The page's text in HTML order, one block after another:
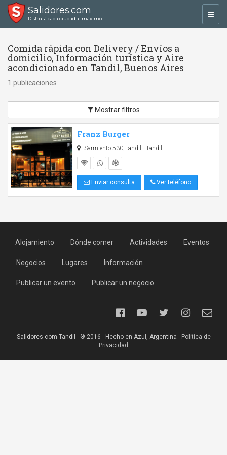
Salidores.com
Disfrutá cada ciudad al máximo
Comida rápida con Delivery / Envíos a
domicilio, Información turística y Aire
acondicionado en Tandil, Buenos Aires
1 publicaciones
Mostrar filtros
Franz Burger
Sarmiento 530, tandil - Tandil
Enviar consulta Ver teléfono
Alojamiento Dónde comer Actividades Eventos
Negocios Lugares Información
Publicar un evento Publicar un negocio
Salidores.com Tandil - ® 2016 - Hecho en Azul, Argentina - Política de
Privacidad